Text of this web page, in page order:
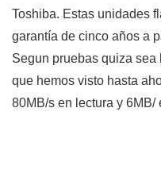
Toshiba. Estas unidades
garantía de cinco años a
Segun pruebas quiza
que hemos visto hasta
80MB/s en lectura y 6MB/